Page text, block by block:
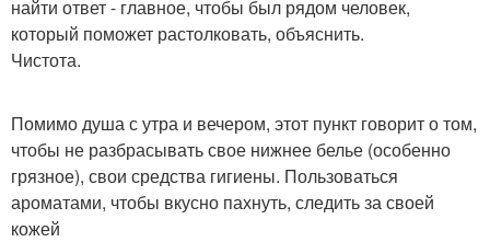
найти ответ - главное, чтобы был рядом человек,
который поможет растолковать, объяснить.
Чистота.
Помимо душа с утра и вечером, этот пункт говорит о том,
чтобы не разбрасывать свое нижнее белье (особенно
грязное), свои средства гигиены. Пользоваться
ароматами, чтобы вкусно пахнуть, следить за своей
кожей